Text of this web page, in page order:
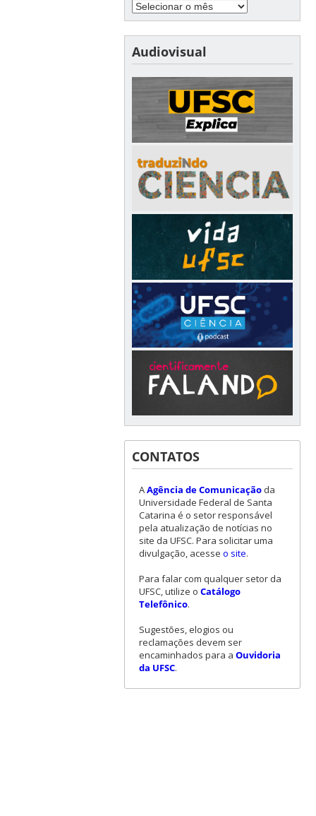
Audiovisual
CONTATOS
AAgência de Comunicaçãoda
Universidade Federal de Santa
Catarina é o setor responsável
pela atualização de notícias no
site da UFSC. Para solicitar uma
divulgação, acesse o site.
Para falar com qualquer setor da
UFSC, utilize o Catálogo
Telefônico.
Sugestões, elogios ou
reclamações devem ser
encaminhados para a Ouvidoria
da UFSC.